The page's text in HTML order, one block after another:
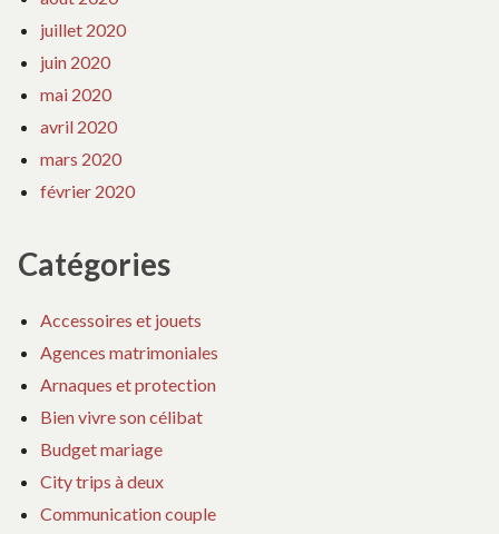
juillet 2020
juin 2020
mai 2020
avril 2020
mars 2020
février 2020
Catégories
Accessoires et jouets
Agences matrimoniales
Arnaques et protection
Bien vivre son célibat
Budget mariage
City trips à deux
Communication couple